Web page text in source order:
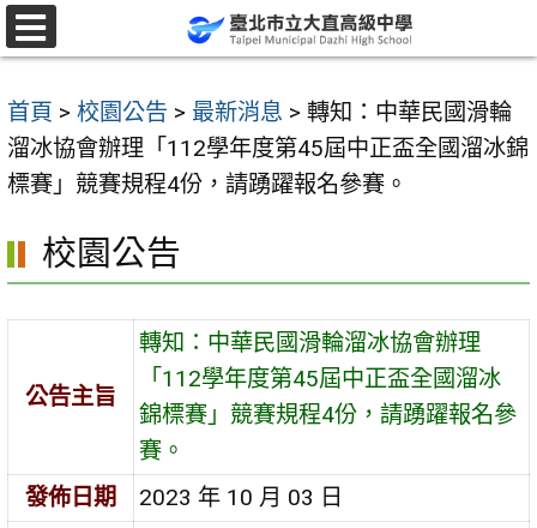
跳
至
要
內
容
首頁 > 校園公告 > 最新消息 > 轉知：中華民國滑輪
溜冰協會辦理「112學年度第45屆中正盃全國溜冰錦
標賽」競賽規程4份，請踴躍報名參賽。
校園公告
公告主旨
轉知：中華民國滑輪溜冰協會辦理
「112學年度第45屆中正盃全國溜冰
錦標賽」競賽規程4份，請踴躍報名參
賽。
發佈日期
2023 年 10 月 03 日
選
單